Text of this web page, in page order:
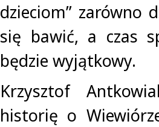
dzieciom” zarówno
się bawić, a czas
będzie wyjątkowy.
Krzysztof
historię o